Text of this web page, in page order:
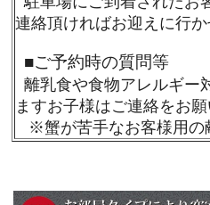
連絡頂ければお迎えに行か
■ご予約時の質問等
離乳食や食物アレルギー
ますお子様はご連絡をお願
※蟹が苦手なお客様用の